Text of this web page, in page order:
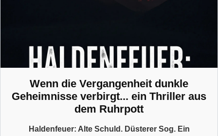
Wenn die Vergangenheit dunkle
Geheimnisse verbirgt... ein Thriller aus
dem Ruhrpott
Haldenfeuer: Alte Schuld. Düsterer Sog. Ein